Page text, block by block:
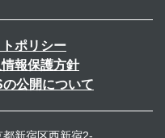
ポリシー
報保護方針
の公開について